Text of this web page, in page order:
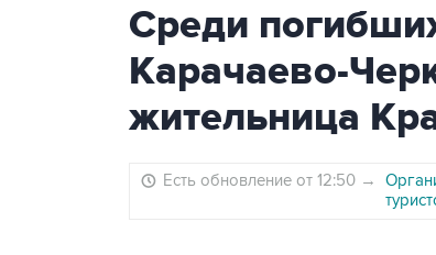
Среди
Карачаево-
жительница
Есть обновление от 12:50 →